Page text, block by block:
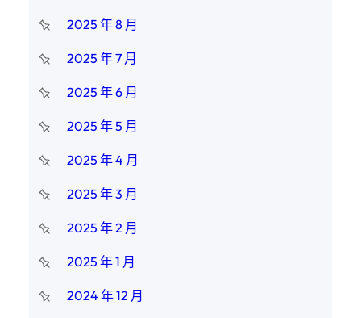
2025 年 8 月
2025 年 7 月
2025 年 6 月
2025 年 5 月
2025 年 4 月
2025 年 3 月
2025 年 2 月
2025 年 1 月
2024 年 12 月